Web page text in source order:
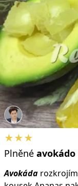
★★★
Plněné avokádo
Avokáda